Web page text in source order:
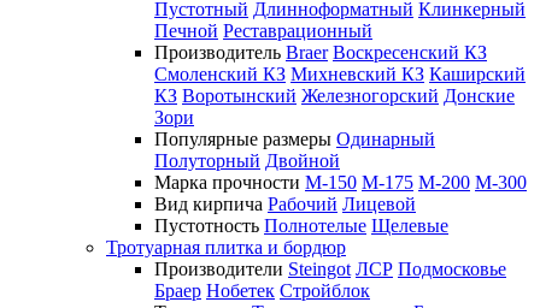
Пустотный Длинноформатный Клинкерный
Печной Реставрационный
Производитель Braer Воскресенский КЗ
Смоленский КЗ Михневский КЗ Каширский
КЗ Воротынский Железногорский Донские
Зори
Популярные размеры Одинарный
Полуторный Двойной
Марка прочности М-150 М-175 М-200 М-300
Вид кирпича Рабочий Лицевой
Пустотность Полнотелые Щелевые
Тротуарная плитка и бордюр
Производители Steingot ЛСР Подмосковье
Браер Нобетек Стройблок